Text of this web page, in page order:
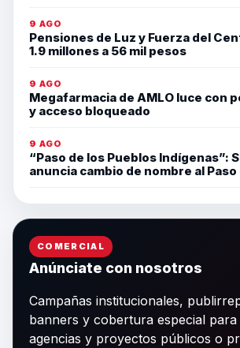
9 AGO
Pensiones de Luz y Fuerza del
1.9 millones a 56 mil pesos
9 AGO
Megafarmacia de AMLO luce con
y acceso bloqueado
9 AGO
“Paso de los Pueblos Indígenas”:
anuncia cambio de nombre al
COMERCIAL
Anúnciate con nosotros
Campañas institucionales,
banners y cobertura especial para
agencias y proyectos públicos o